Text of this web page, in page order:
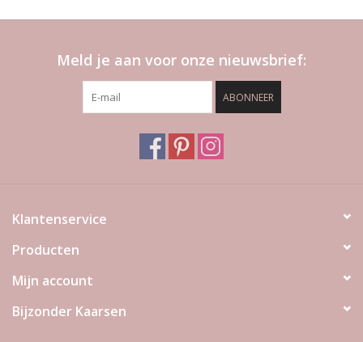
Meld je aan voor onze nieuwsbrief:
ABONNEER
Klantenservice
Producten
Mijn account
Bijzonder Kaarsen